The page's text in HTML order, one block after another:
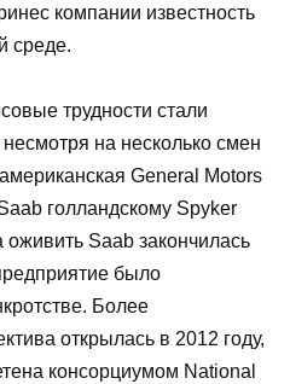
компании известность
среде.
трудности стали
на несколько смен
General Motors
голландскому Spyker
Saab закончилась
было
Более
открылась в 2012 году,
консорциумом National